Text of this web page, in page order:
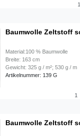
1
Baumwolle Zeltstoff
Material:100 % Baumwolle
Breite: 163 cm
Gewicht: 325 g / m²; 530 g / m
Artikelnummer: 139 G
1
Baumwolle Zeltstoff